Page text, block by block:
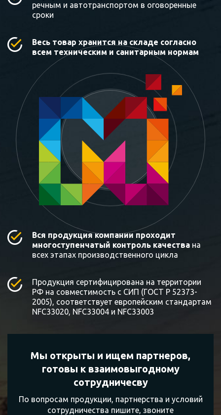
речным и автотранспортом в оговоренные
сроки
Весь товар хранится на складе согласно
всем техническим и санитарным нормам
Вся продукция компании проходит
многоступенчатый контроль качества на
всех этапах производственного цикла
Продукция сертифицирована на территории
РФ на совместимость с СИП (ГОСТ Р 52373-
2005), соответствует европейским стандартам
NFC33020, NFC33004 и NFC33003
Мы открыты и ищем партнеров,
готовы квзаимовыгодному
сотрудничесву
По вопросам продукции, партнерства и условий
сотрудничества пишите, звоните